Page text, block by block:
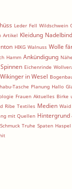
Leder Fell Wildschwein
Artikel Kleidung
HIKG Walnuss Wolle
Hamm Ankündigung
Spinnen Eichenrinde
Wikinger in Wesel
Tasche Planung Hallo
Frauen Aktuelles Birke
Ribe Textiles Medien Waid
mit Quellen Hintergrund
Schmuck Truhe Spaten Haspel